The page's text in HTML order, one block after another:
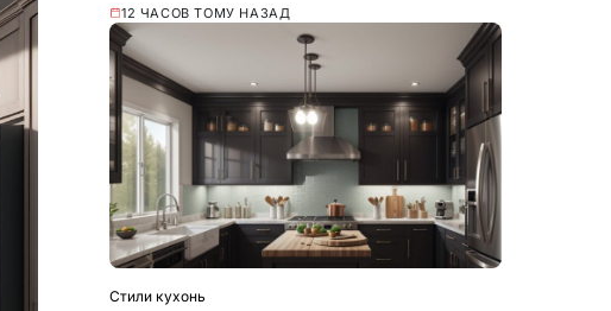
12 ЧАСОВ ТОМУ НАЗАД
Стили кухонь